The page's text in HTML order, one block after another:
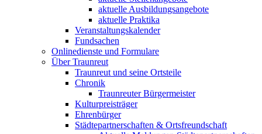
aktuelle Ausbildungsangebote
aktuelle Praktika
Veranstaltungskalender
Fundsachen
Onlinedienste und Formulare
Über Traunreut
Traunreut und seine Ortsteile
Chronik
Traunreuter Bürgermeister
Kulturpreisträger
Ehrenbürger
Städtepartnerschaften & Ortsfreundschaft